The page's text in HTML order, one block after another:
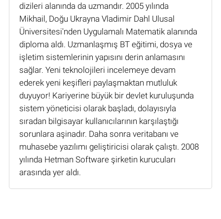
dizileri alanında da uzmandır. 2005 yılında
Mikhail, Doğu Ukrayna Vladimir Dahl Ulusal
Üniversitesi'nden Uygulamalı Matematik alanında
diploma aldı. Uzmanlaşmış BT eğitimi, dosya ve
işletim sistemlerinin yapısını derin anlamasını
sağlar. Yeni teknolojileri incelemeye devam
ederek yeni keşifleri paylaşmaktan mutluluk
duyuyor! Kariyerine büyük bir devlet kuruluşunda
sistem yöneticisi olarak başladı, dolayısıyla
sıradan bilgisayar kullanıcılarının karşılaştığı
sorunlara aşinadır. Daha sonra veritabanı ve
muhasebe yazılımı geliştiricisi olarak çalıştı. 2008
yılında Hetman Software şirketin kurucuları
arasında yer aldı.